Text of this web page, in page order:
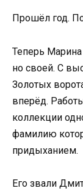
Прошёл год.
Теперь
но своей. С
Золотых
вперёд.
коллекции
фамилию
придыханием.
Его звали